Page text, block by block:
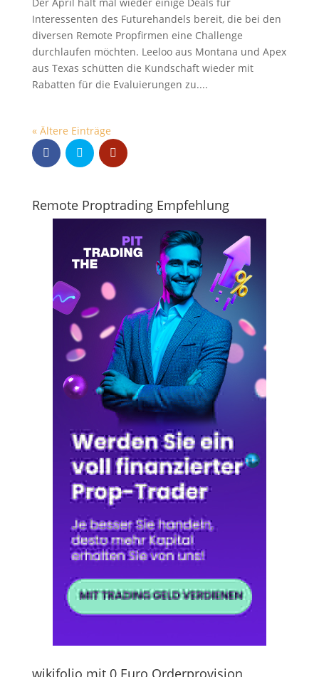
Der April hält mal wieder einige Deals für
Interessenten des Futurehandels bereit, die bei den
diversen Remote Propfirmen eine Challenge
durchlaufen möchten. Leeloo aus Montana und Apex
aus Texas schütten die Kundschaft wieder mit
Rabatten für die Evaluierungen zu....
« Ältere Einträge
Remote Proptrading Empfehlung
wikifolio mit 0 Euro Orderprovision